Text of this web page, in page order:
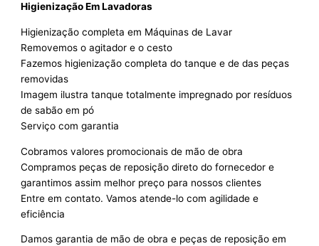
Higienização Em Lavadoras
Higienização completa em Máquinas de Lavar
Removemos o agitador e o cesto
Fazemos higienização completa do tanque e de das peças
removidas
Imagem ilustra tanque totalmente impregnado por resíduos
de sabão em pó
Serviço com garantia
Cobramos valores promocionais de mão de obra
Compramos peças de reposição direto do fornecedor e
garantimos assim melhor preço para nossos clientes
Entre em contato. Vamos atende-lo com agilidade e
eficiência
Damos garantia de mão de obra e peças de reposição em